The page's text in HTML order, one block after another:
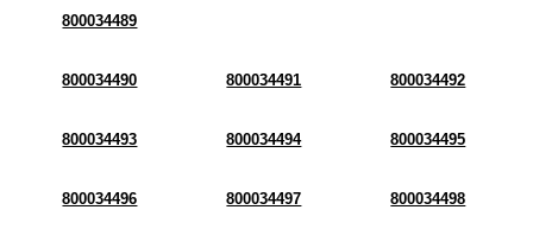
800034489
800034490 800034491 800034492
800034493 800034494 800034495
800034496 800034497 800034498